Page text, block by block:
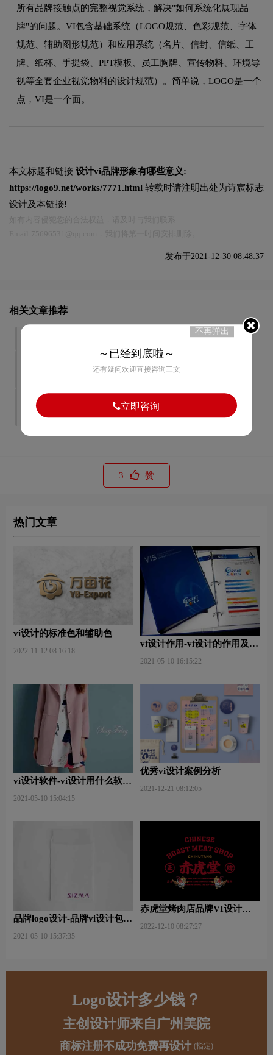
所有品牌接触点的完整视觉系统，解决"如何系统化展现品
牌"的问题。VI包含基础系统（LOGO规范、色彩规范、字体
规范、辅助图形规范）和应用系统（名片、信封、信纸、工
牌、纸杯、手提袋、PPT模板、员工胸牌、宣传物料、环境导
视等全套企业视觉物料的设计规范）。简单说，LOGO是一个
点，VI是一个面。
本文标题和链接 设计vi品牌形象有哪些意义:
https://logo9.net/works/7771.html 转载时请注明出处为诗宸标志
设计及本链接!
发布于2021-12-30 08:48:37
相关文章推荐
中餐厅VI设计都有哪些原则
技巧
服饰行业vi设计手册需要注
意什么
婴儿用品vi设计的概念是什
么
3 赞
热门文章
vi设计的标准色和辅助色
2022-11-12 08:16:18
vi设计作用-vi设计的作用及意
2021-05-10 16:15:22
vi设计软件-vi设计用什么软件
2021-05-10 15:04:15
优秀vi设计案例分析
2021-12-21 08:12:05
品牌logo设计-品牌vi设计包括
2021-05-10 15:37:35
赤虎堂烤肉店品牌VI设计赏
2022-12-10 08:27:27
Logo设计多少钱？
主创设计师来自广州美院
商标注册不成功免费再设计 (指定)
不再弹出
～已经到底啦～
还有疑问欢迎直接咨询三文
立即咨询